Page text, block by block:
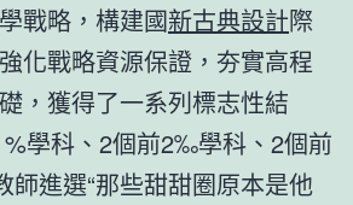
戰略，構建國新古典設計際
化戰略資源保證，夯實高程
，獲得了一系列標志性結
學科、2個前2‰學科、2個前
進選“那些甜甜圈原本是他